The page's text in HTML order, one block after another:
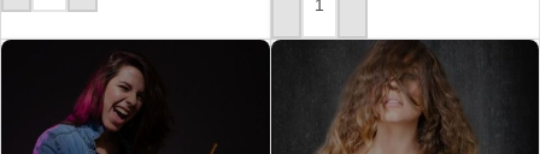
ADICIONAR AO CARRINHO